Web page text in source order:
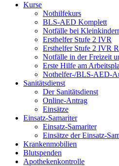
Kurse
Nothilfekurs
BLS-AED Komplett
Notfälle bei
Ersthelfer Stufe 2 IVR
Ersthelfer Stufe 2 IVR
Notfälle in der Freizeit
Erste Hilfe am
Nothelfer-/BLS-AED-
Sanitätsdienst
Der Sanitätsdienst
Online-Antrag
Einsätze
Einsatz-Samariter
Einsatz-Samariter
Einsätze der Einsatz-
Krankenmobilien
Blutspenden
Apothekenkontrolle